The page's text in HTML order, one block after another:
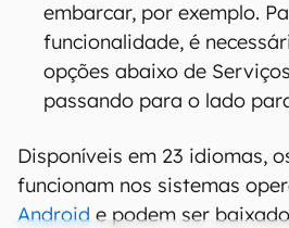
embarcar, por exemplo.
funcionalidade, é
opções abaixo de
passando para o lado
Disponíveis em 23 idiomas,
funcionam nos sistemas
Android e podem ser